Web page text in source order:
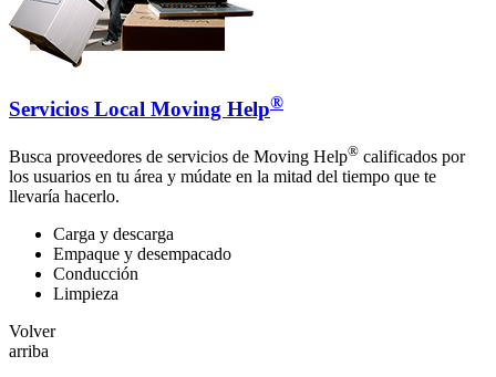
Servicios Local Moving Help®
Busca proveedores de servicios de Moving Help® calificados por
los usuarios en tu área y múdate en la mitad del tiempo que te
llevaría hacerlo.
Carga y descarga
Empaque y desempacado
Conducción
Limpieza
Volver
arriba